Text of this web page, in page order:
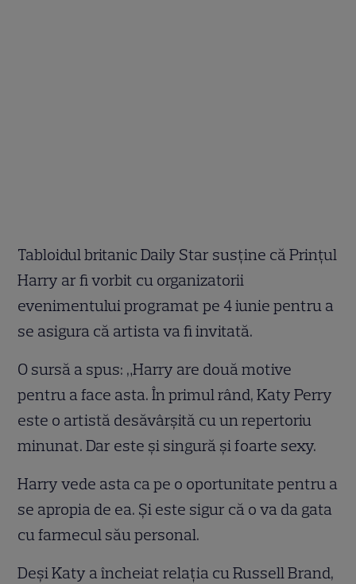
Tabloidul britanic Daily Star susţine că Prinţul
Harry ar fi vorbit cu organizatorii
evenimentului programat pe 4 iunie pentru a
se asigura că artista va fi invitată.
O sursă a spus: „Harry are două motive
pentru a face asta. În primul rând, Katy Perry
este o artistă desăvârşită cu un repertoriu
minunat. Dar este şi singură şi foarte sexy.
Harry vede asta ca pe o oportunitate pentru a
se apropia de ea. Şi este sigur că o va da gata
cu farmecul său personal.
Deşi Katy a încheiat relaţia cu Russell Brand,